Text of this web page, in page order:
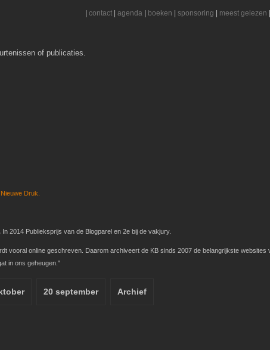
contact agenda boeken sponsoring meest gelezen
of publicaties.
Nieuwe Druk.
In 2014 Publieksprijs van de Blogparel en 2e bij de vakjury.
vooral online geschreven. Daarom archiveert de KB sinds 2007 de belangrijkste websites
in ons geheugen."
20 september Archief